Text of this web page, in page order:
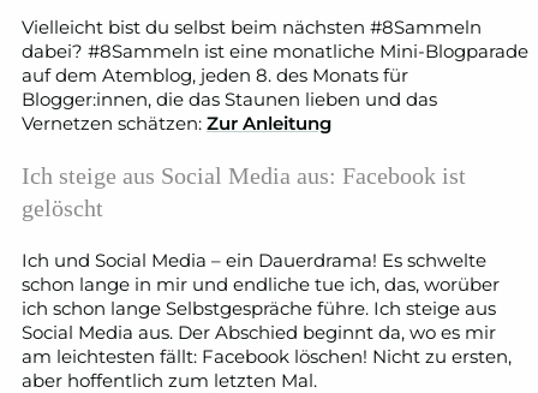
Vielleicht bist du selbst beim nächsten #8Sammeln
dabei? #8Sammeln ist eine monatliche Mini-Blogparade
auf dem Atemblog, jeden 8. des Monats für
Blogger:innen, die das Staunen lieben und das
Vernetzen schätzen: Zur Anleitung
Ich steige aus Social Media aus: Facebook ist
gelöscht
Ich und Social Media – ein Dauerdrama! Es schwelte
schon lange in mir und endliche tue ich, das, worüber
ich schon lange Selbstgespräche führe. Ich steige aus
Social Media aus. Der Abschied beginnt da, wo es mir
am leichtesten fällt: Facebook löschen! Nicht zu ersten,
aber hoffentlich zum letzten Mal.